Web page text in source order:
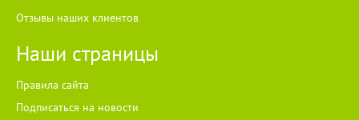
Отзывы наших клиентов
Наши страницы
Правила сайта
Подписаться на новости